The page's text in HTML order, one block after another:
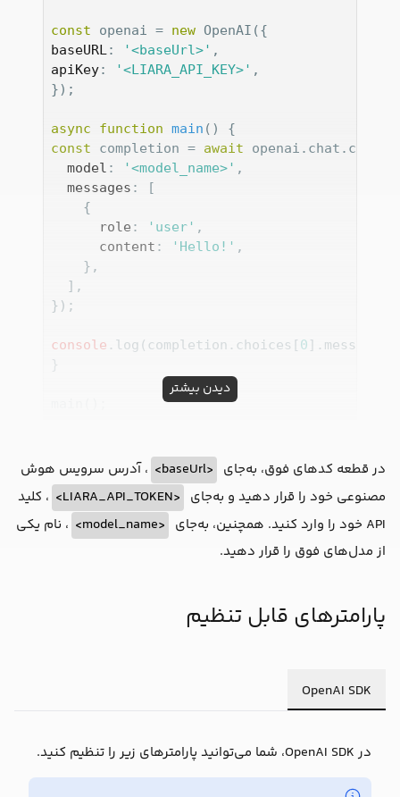
const openai = new
baseURL : '<baseUrl>'
apiKey: '<LIARA_API_KEY>' ,
});
async function main ( )
const completion = await
model : '<model_name>' ,
messages : [
    {
role : 'user' ,
content : 'Hello!' ,
    },
  ],
});
console .log(completion.choices[ 0 ].message);
}
دیدن بیشتر
در قطعه کد‌های فوق، به‌جای <baseUrl>
، آدرس سرویس هوش
مصنوعی خود را قرار دهید و به‌جای <LIARA_API_TOKEN>
، کلید
API خود را وارد کنید. همچنین، به‌جای
<model_name>
، نام یکی
از مدل‌های فوق را قرار دهید.
پارامترهای قابل تنظیم
OpenAI SDK
در OpenAI SDK، شما می‌توانید پارامترهای زیر را تنظیم کنید.